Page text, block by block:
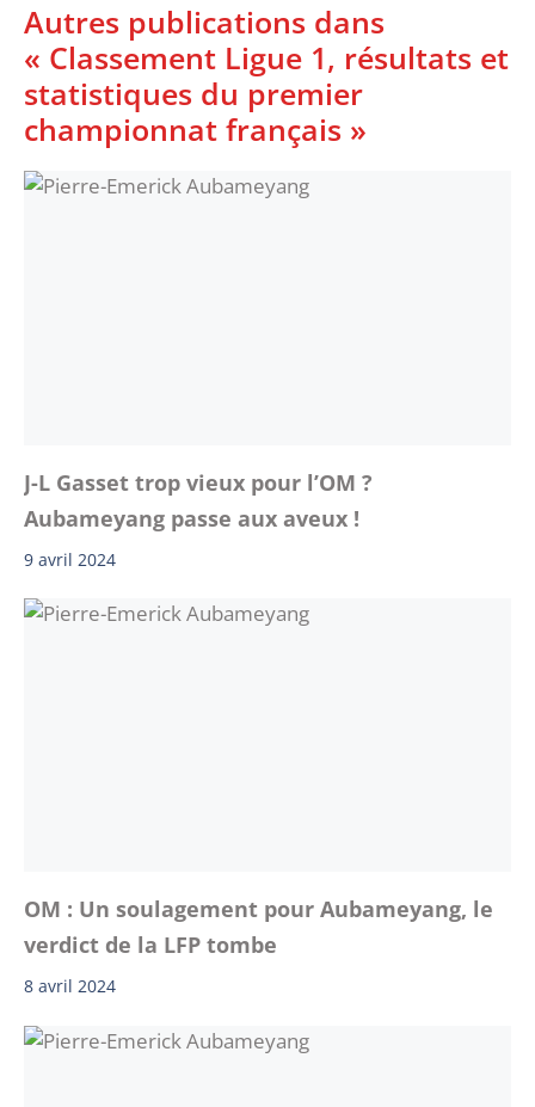
Autres publications dans
« Classement Ligue 1, résultats et
statistiques du premier
championnat français »
J-L Gasset trop vieux pour l’OM ?
Aubameyang passe aux aveux !
9 avril 2024
OM : Un soulagement pour Aubameyang, le
verdict de la LFP tombe
8 avril 2024